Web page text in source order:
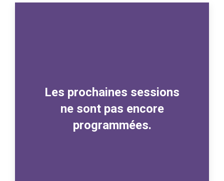
Les prochaines sessions
ne sont pas encore
programmées.